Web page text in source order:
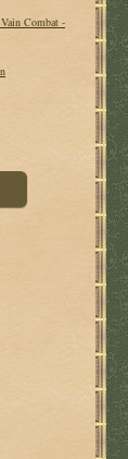
Combat -